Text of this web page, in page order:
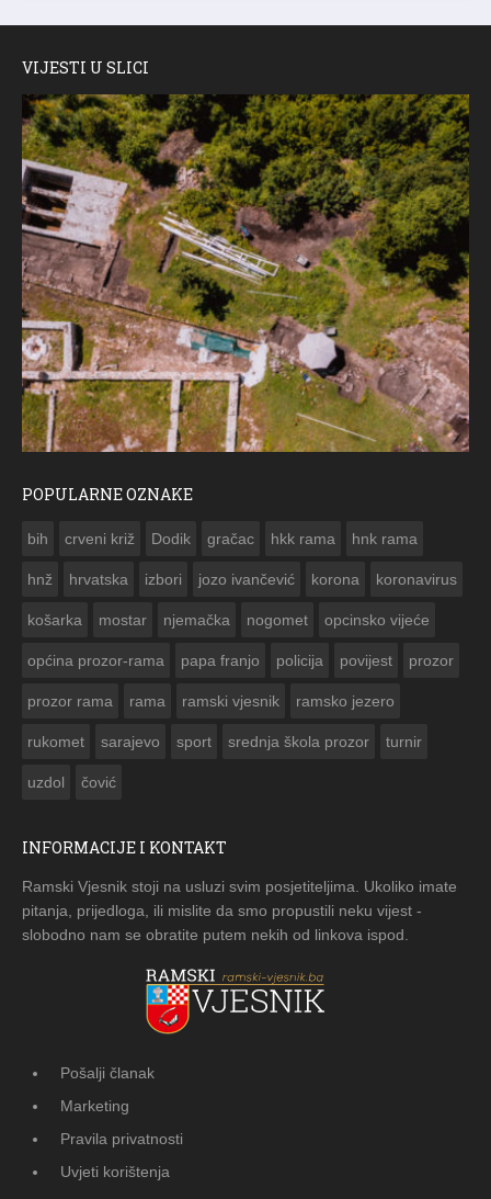
VIJESTI U SLICI
POPULARNE OZNAKE
bih crveni križ Dodik gračac hkk rama hnk rama
hnž hrvatska izbori jozo ivančević korona koronavirus
košarka mostar njemačka nogomet opcinsko vijeće
općina prozor-rama papa franjo policija povijest prozor
prozor rama rama ramski vjesnik ramsko jezero
rukomet sarajevo sport srednja škola prozor turnir
uzdol čović
INFORMACIJE I KONTAKT
Ramski Vjesnik stoji na usluzi svim posjetiteljima. Ukoliko imate
pitanja, prijedloga, ili mislite da smo propustili neku vijest -
slobodno nam se obratite putem nekih od linkova ispod.
Pošalji članak
Marketing
Pravila privatnosti
Uvjeti korištenja